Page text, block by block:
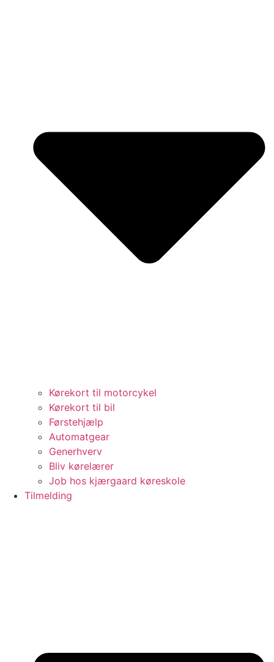
Kørekort til motorcykel
Kørekort til bil
Førstehjælp
Automatgear
Generhverv
Bliv kørelærer
Job hos kjærgaard køreskole
Tilmelding